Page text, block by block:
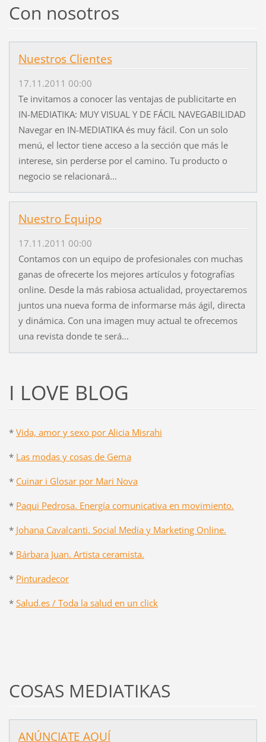
Con nosotros
Nuestros Clientes
17.11.2011 00:00
Te invitamos a conocer las ventajas de publicitarte en
IN-MEDIATIKA: MUY VISUAL Y DE FÁCIL NAVEGABILIDAD
Navegar en IN-MEDIATIKA és muy fácil. Con un solo
menú, el lector tiene acceso a la sección que más le
interese, sin perderse por el camino. Tu producto o
negocio se relacionará...
Nuestro Equipo
17.11.2011 00:00
Contamos con un equipo de profesionales con muchas
ganas de ofrecerte los mejores artículos y fotografías
online. Desde la más rabiosa actualidad, proyectaremos
juntos una nueva forma de informarse más ágil, directa
y dinámica. Con una imagen muy actual te ofrecemos
una revista donde te será...
I LOVE BLOG
* Vida, amor y sexo por Alicia Misrahi
* Las modas y cosas de Gema
* Cuinar i Glosar por Mari Nova
* Paqui Pedrosa. Energía comunicativa en movimiento.
* Johana Cavalcanti. Social Media y Marketing Online.
* Bárbara Juan. Artista ceramista.
* Pinturadecor
* Salud.es / Toda la salud en un click
COSAS MEDIATIKAS
ANÚNCIATE AQUÍ